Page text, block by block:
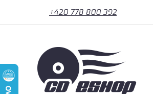
+420 778 800 392